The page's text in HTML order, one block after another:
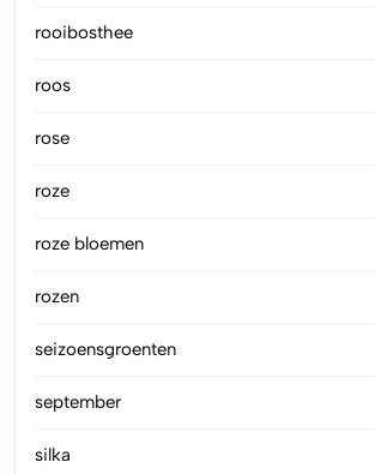
rooibosthee
roos
rose
roze
roze bloemen
rozen
seizoensgroenten
september
silka